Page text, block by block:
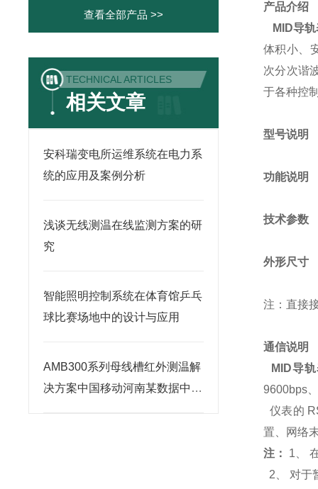
产品介绍
MID导
体积小、
次分次谐
于各种控
型号说明
功能说明
技术参数
外形尺寸
注：直接
通信说明
MID导
9600bps
仪表的
置、网络
注：
1、
2、 对于
查看全部产品 >>
TECHNICAL ARTICLES
相关文章
安科瑞变电所运维系统在电力系
统的应用及案例分析
浅谈无线测温在线监测方案的研
究
智能照明控制系统在体育馆乒乓
球比赛场地中的设计与应用
AMB300系列母线槽红外测温解
决方案中国移动河南某数据中心